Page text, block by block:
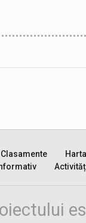
Clasamente
Harta